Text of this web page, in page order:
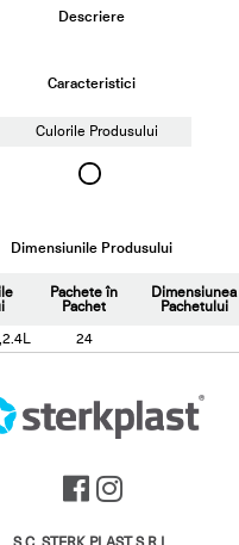
Descriere
Caracteristici
Culorile Produsului
Dimensiunile Produsului
Pachete în
Pachet
Dimensiunea
Pachetului
24